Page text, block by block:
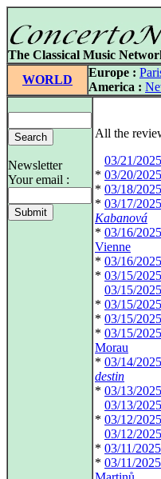
The Classical Music
WORLD
Europe :
America :
Newsletter
Your email :
All the
03/21/
* 03/20/
* 03/18/
* 03/17/
Kabanová
* 03/16/
Vienne
* 03/16/
* 03/15/
03/15/
* 03/15/
* 03/15/
* 03/15/
Morau
* 03/14/
destin
* 03/13/
03/13/
* 03/12/
03/12/
* 03/11/
* 03/11/